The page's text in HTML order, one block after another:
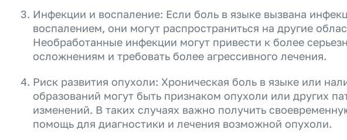
Инфекции и воспаление: Если боль в языке вызвана
воспалением, они могут распространиться на другие
Необработанные инфекции могут привести к более
осложнениям и требовать более агрессивного лечения.
Риск развития опухоли: Хроническая боль в языке или
образований могут быть признаком опухоли или других
изменений. В таких случаях важно получить
помощь для диагностики и лечения возможной опухоли.